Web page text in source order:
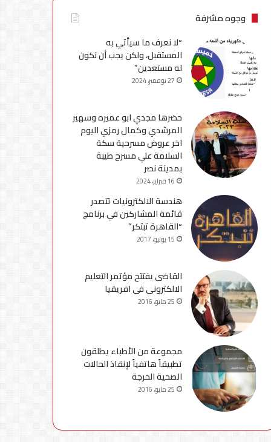
وجوه مشرفة
“لا نعرف ما سيأتي به
المستقبل، ولكن يجب أن نكون
له مستعدين”
27 نوفمبر، 2024
حضرها مجدي ابو عميره وسهير
المرشدي وكمال رمزي اليوم
اخر عروض مسرحية سكة
السلامة علي مسرح طيبة
بمدينة نصر
16 فبراير، 2024
هندسة الالكترونيات تتصدر
قائمة المشاركين في برنامج
“القاهرة تبتكر”
15 يوليو، 2017
القاضى يفتتح مؤتمر التعليم
الالكترونى فى افريقيا
25 مايو، 2016
مجموعة من الأطباء يطلقون
تطبيقاً هاتفياً لإنقاذ الحالات
الصحية الحرجة
25 مايو، 2016